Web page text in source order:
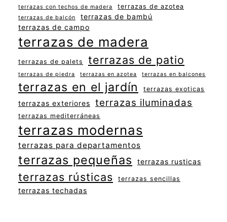
terrazas con techos de madera terrazas de azotea
terrazas de balcón
terrazas de bambú
terrazas de campo
terrazas de madera
terrazas de palets terrazas de patio
terrazas de piedra terrazas en azotea terrazas en balcones
terrazas en el jardín terrazas exoticas
terrazas exteriores terrazas iluminadas
terrazas mediterráneas
terrazas modernas
terrazas para departamentos
terrazas pequeñas terrazas rusticas
terrazas rústicas terrazas sencillas
terrazas techadas